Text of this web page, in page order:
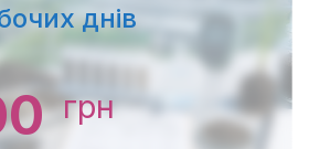
днів
грн